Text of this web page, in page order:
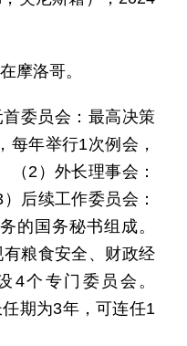
摩洛哥。
首委员会：最高决策
每年举行1次例会，
（2）外长理事会：
后续工作委员会：
的国务秘书组成。
有粮食安全、财政经
4个专门委员会。
任期为3年，可连任1